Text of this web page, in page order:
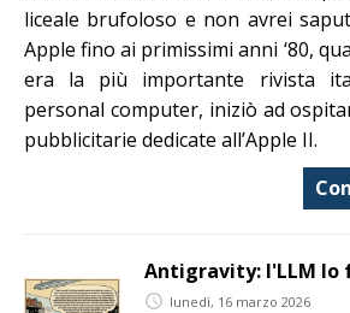
liceale brufoloso e non avrei
Apple fino ai primissimi anni ‘80,
era la più importante rivista
personal computer, iniziò ad
pubblicitarie dedicate all’Apple II.
Antigravity: l'LLM lo
lunedì, 16 marzo 2026